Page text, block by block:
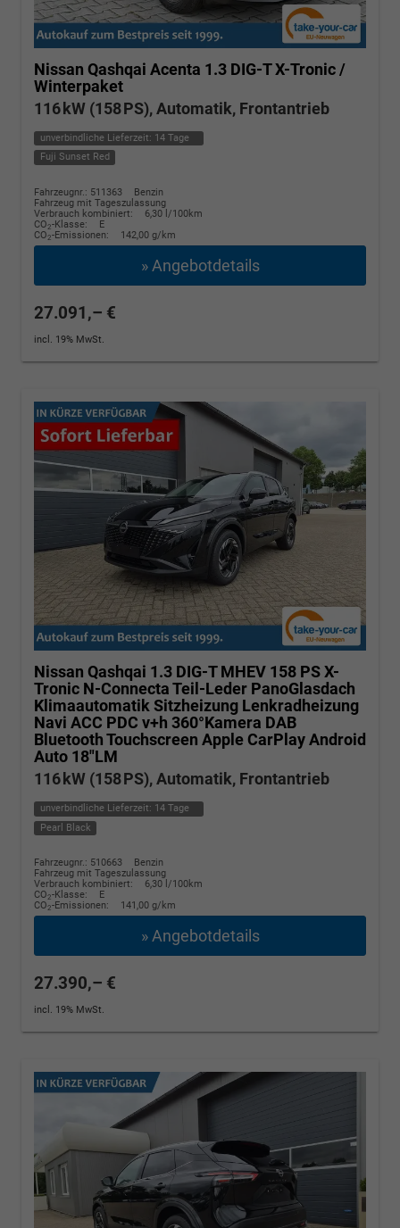
Nissan Qashqai Acenta 1.3 DIG-T X-Tronic /
Winterpaket
116 kW (158 PS), Automatik, Frontantrieb
unverbindliche Lieferzeit: 14 Tage
Fuji Sunset Red
Fahrzeugnr.: 511363
Benzin
Fahrzeug mit Tageszulassung
Verbrauch kombiniert:
6,30 l/100km
CO2-Klasse:
E
CO2-Emissionen: 142,00 g/km
» Angebotdetails
27.091,– €
incl. 19% MwSt.
Nissan Qashqai 1.3 DIG-T MHEV 158 PS X-
Tronic N-Connecta Teil-Leder PanoGlasdach
Klimaautomatik Sitzheizung Lenkradheizung
Navi ACC PDC v+h 360°Kamera DAB
Bluetooth Touchscreen Apple CarPlay Android
Auto 18"LM
116 kW (158 PS), Automatik, Frontantrieb
unverbindliche Lieferzeit: 14 Tage
Pearl Black
Fahrzeugnr.: 510663
Benzin
Fahrzeug mit Tageszulassung
Verbrauch kombiniert:
6,30 l/100km
CO2-Klasse:
E
CO2-Emissionen: 141,00 g/km
» Angebotdetails
27.390,– €
incl. 19% MwSt.